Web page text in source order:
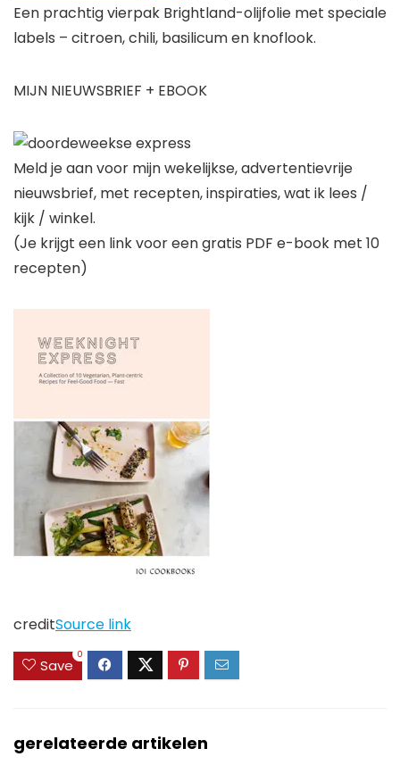
Een prachtig vierpak Brightland-olijfolie met speciale
labels – citroen, chili, basilicum en knoflook.
MIJN NIEUWSBRIEF + EBOOK
Meld je aan voor mijn wekelijkse, advertentievrije
nieuwsbrief, met recepten, inspiraties, wat ik lees /
kijk / winkel.
(Je krijgt een link voor een gratis PDF e-book met 10
recepten)
creditSource link
Save
0
gerelateerde artikelen